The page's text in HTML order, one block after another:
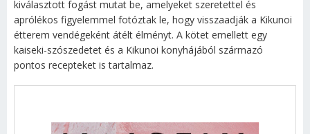
kiválasztott fogást mutat be, amelyeket szeretettel és
aprólékos figyelemmel fotóztak le, hogy visszaadják a Kikunoi
étterem vendégeként átélt élményt. A kötet emellett egy
kaiseki-szószedetet és a Kikunoi konyhájából származó
pontos recepteket is tartalmaz.